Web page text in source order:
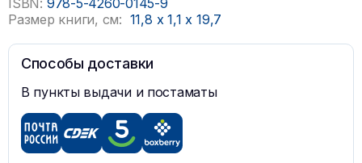
ISBN: 978-5-4260-0145-9
Размер книги, см: 11,8 x 1,1x 19,7
Способы доставки
В пункты выдачи и постаматы